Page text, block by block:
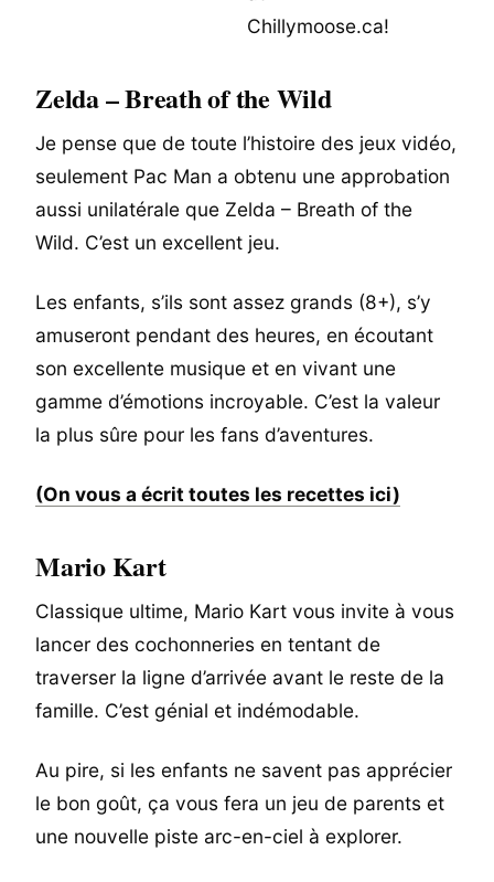
Zelda – Breath of the Wild
Je pense que de toute l’histoire des jeux vidéo,
seulement Pac Man a obtenu une approbation
aussi unilatérale que Zelda – Breath of the
Wild. C’est un excellent jeu.
Les enfants, s’ils sont assez grands (8+), s’y
amuseront pendant des heures, en écoutant
son excellente musique et en vivant une
gamme d’émotions incroyable. C’est la valeur
la plus sûre pour les fans d’aventures.
(On vous a écrit toutes les recettes ici)
Mario Kart
Classique ultime, Mario Kart vous invite à vous
lancer des cochonneries en tentant de
traverser la ligne d’arrivée avant le reste de la
famille. C’est génial et indémodable.
Au pire, si les enfants ne savent pas apprécier
le bon goût, ça vous fera un jeu de parents et
une nouvelle piste arc-en-ciel à explorer.